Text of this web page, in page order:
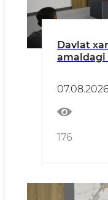
Davlat
oldini
bo‘lib o‘tdi
07.08.2026
176